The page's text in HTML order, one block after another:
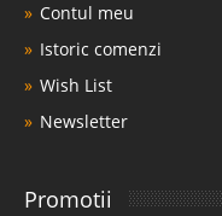
Contul meu
Istoric comenzi
Wish List
Newsletter
Promotii